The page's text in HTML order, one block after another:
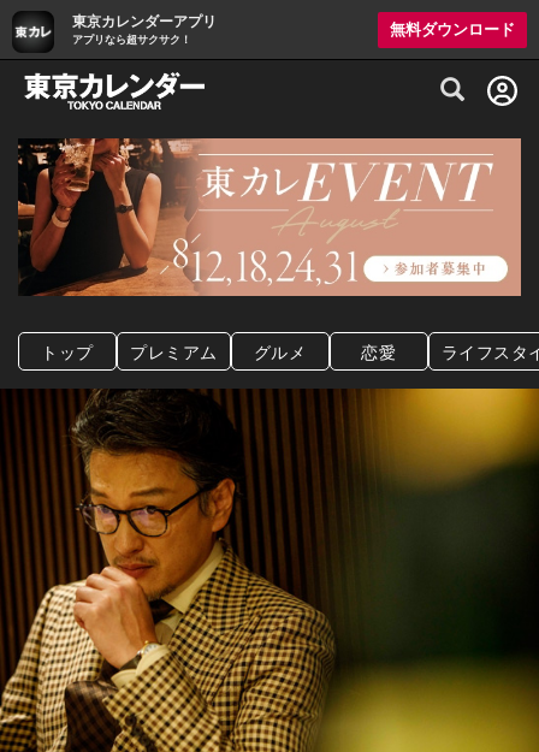
東京カレンダーアプリ
アプリなら超サクサク！
無料ダウンロード
グルメ情報・プレミアムレストラン予約
トップ プレミアム グルメ 恋愛 ライフスタ